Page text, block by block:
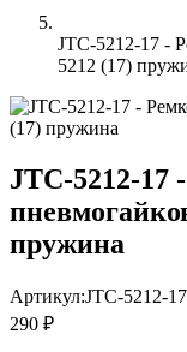
JTC-5212-17 -
5212 (17)
JTC-5212-17
пружина
Артикул:JTC-5212-17
290 ₽